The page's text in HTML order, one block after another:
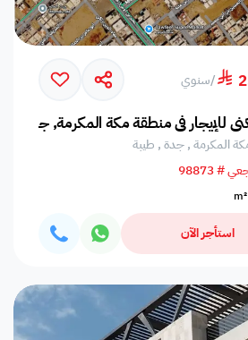
/سنوي
للإيجار في منطقة مكة المكرمة, جدة,
المكرمة , جدة , طيبة
# 98873
استأجر الآن